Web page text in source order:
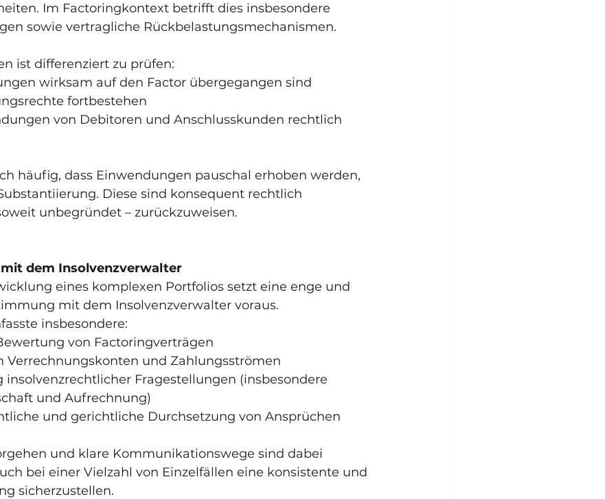
Im Factoringkontext betrifft dies insbesondere
sowie vertragliche Rückbelastungsmechanismen.
ist differenziert zu prüfen:
wirksam auf den Factor übergegangen sind
fortbestehen
von Debitoren und Anschlusskunden rechtlich
häufig, dass Einwendungen pauschal erhoben werden,
Diese sind konsequent rechtlich
unbegründet – zurückzuweisen.
dem Insolvenzverwalter
eines komplexen Portfolios setzt eine enge und
mit dem Insolvenzverwalter voraus.
insbesondere:
Bewertung von Factoringverträgen
von Verrechnungskonten und Zahlungsströmen
insolvenzrechtlicher Fragestellungen (insbesondere
und Aufrechnung)
und gerichtliche Durchsetzung von Ansprüchen
und klare Kommunikationswege sind dabei
bei einer Vielzahl von Einzelfällen eine konsistente und
sicherzustellen.